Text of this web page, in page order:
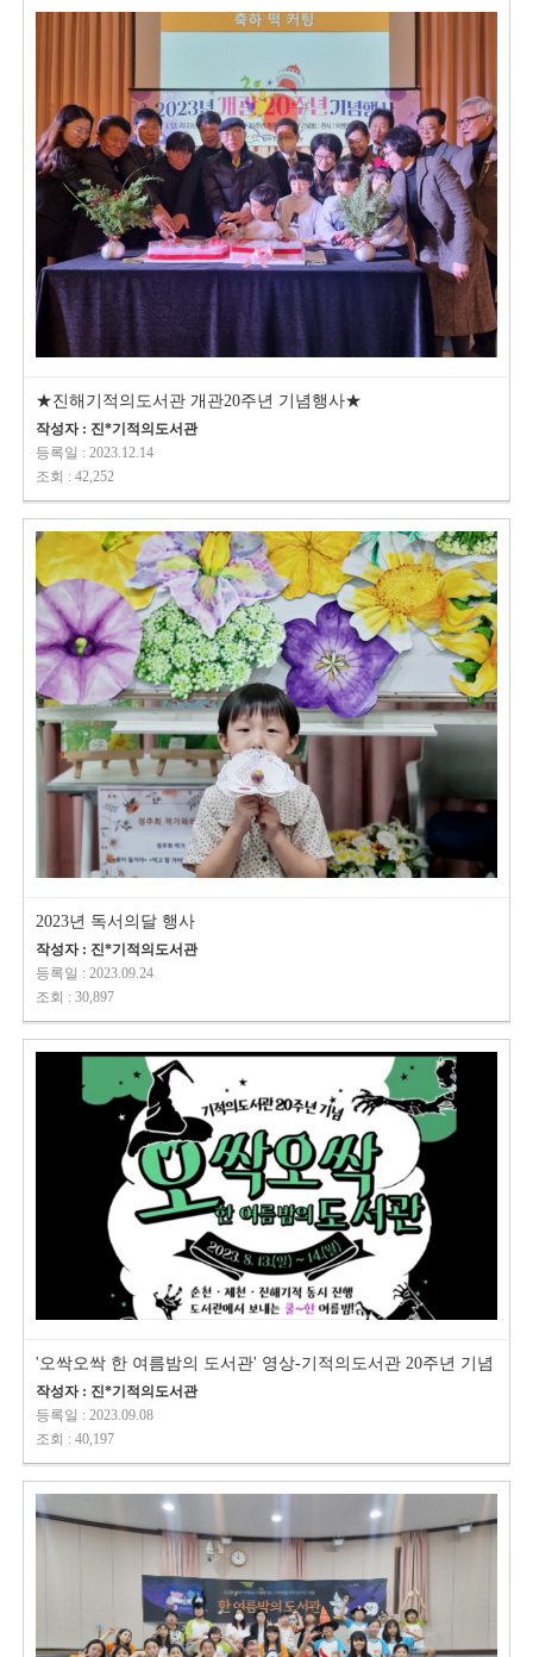
★진해기적의도서관 개관20주년 기념행사★
작성자 : 진*기적의도서관
등록일 : 2023.12.14
조회 : 42,252
2023년 독서의달 행사
작성자 : 진*기적의도서관
등록일 : 2023.09.24
조회 : 30,897
'오싹오싹 한 여름밤의 도서관' 영상-기적의도서관 20주년 기념
작성자 : 진*기적의도서관
등록일 : 2023.09.08
조회 : 40,197